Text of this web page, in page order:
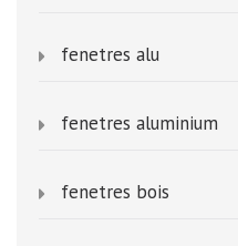
fenetres alu
fenetres aluminium
fenetres bois